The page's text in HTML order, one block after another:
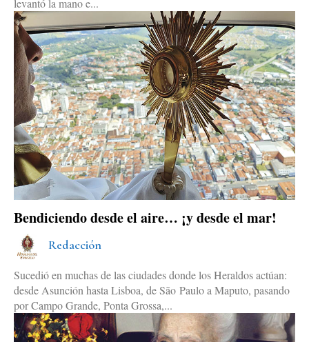
levantó la mano e...
Bendiciendo desde el aire… ¡y desde el mar!
Redacción
Sucedió en muchas de las ciudades donde los Heraldos actúan:
desde Asunción hasta Lisboa, de São Paulo a Maputo, pasando
por Campo Grande, Ponta Grossa,...